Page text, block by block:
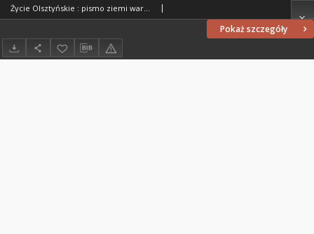
Pokaż szczegóły
Życie Olsztyńskie : pismo ziemi warmińsko-mazurskiej, 1954, nr 4